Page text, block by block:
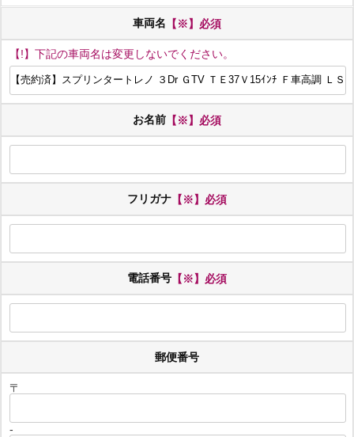
車両名 【※】必須
【!】下記の車両名は変更しないでください。
お名前 【※】必須
フリガナ 【※】必須
電話番号 【※】必須
郵便番号
〒
-